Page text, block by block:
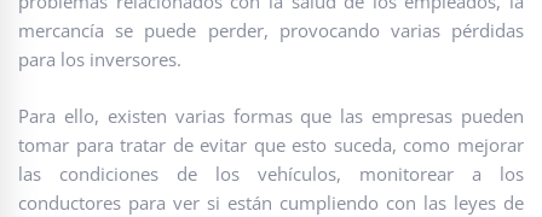
mercancía se puede perder, provocando varias pérdidas
para los inversores.
Para ello, existen varias formas que las empresas pueden
tomar para tratar de evitar que esto suceda, como mejorar
las condiciones de los vehículos, monitorear a los
conductores para ver si están cumpliendo con las leyes de